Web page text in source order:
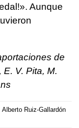
Aunque
de
V. Pita, M.
Alberto Ruiz-Gallardón